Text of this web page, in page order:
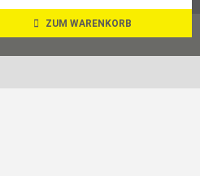
ZUM WARENKORB